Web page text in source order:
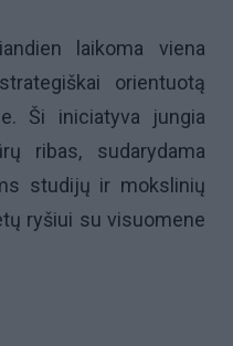
laikoma viena
orientuotą
Ši iniciatyva jungia
ribas, sudarydama
studijų ir mokslinių
ryšiui su visuomene